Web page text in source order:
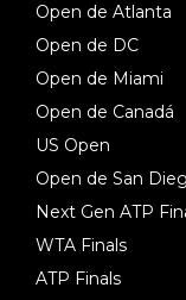
Open de Atlanta
Open de DC
Open de Miami
Open de Canadá
US Open
Open de San
Next Gen ATP
WTA Finals
ATP Finals